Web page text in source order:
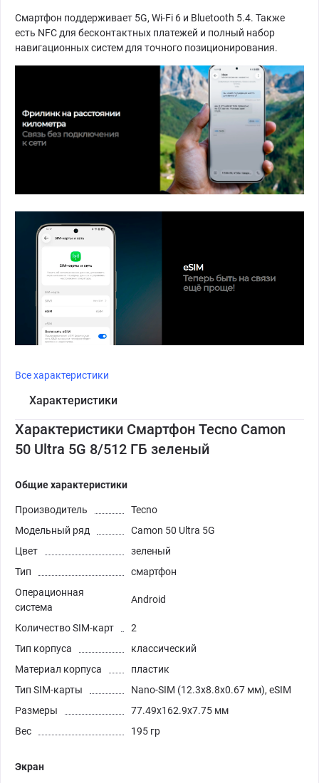
Смартфон поддерживает 5G, Wi-Fi 6 и Bluetooth 5.4. Также
есть NFC для бесконтактных платежей и полный набор
навигационных систем для точного позиционирования.
Все характеристики
Характеристики
Характеристики Смартфон Tecno Camon
50 Ultra 5G 8/512 ГБ зеленый
Общие характеристики
Производитель
Tecno
Модельный ряд
Camon 50 Ultra 5G
Цвет
зеленый
Тип
смартфон
Операционная
система
Android
Количество SIM-карт
2
Тип корпуса
классический
Материал корпуса
пластик
Тип SIM-карты
Nano-SIM (12.3x8.8x0.67 мм), eSIM
Размеры
77.49x162.9x7.75 мм
Вес
195 гр
Экран